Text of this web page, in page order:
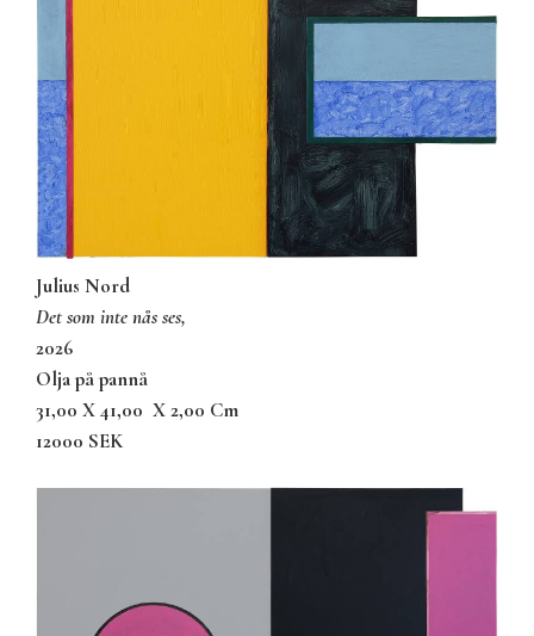
Julius Nord
det som inte nås ses,
2026
olja på pannå
31,00 X 41,00 X 2,00 Cm
12000 SEK